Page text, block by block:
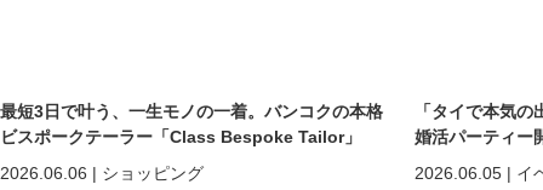
最短3日で叶う、一生モノの一着。バンコクの本格
ビスポークテーラー「Class Bespoke Tailor」
2026.06.06 | ショッピング
「タイで本気
婚活パーティー
2026.06.05 | イ